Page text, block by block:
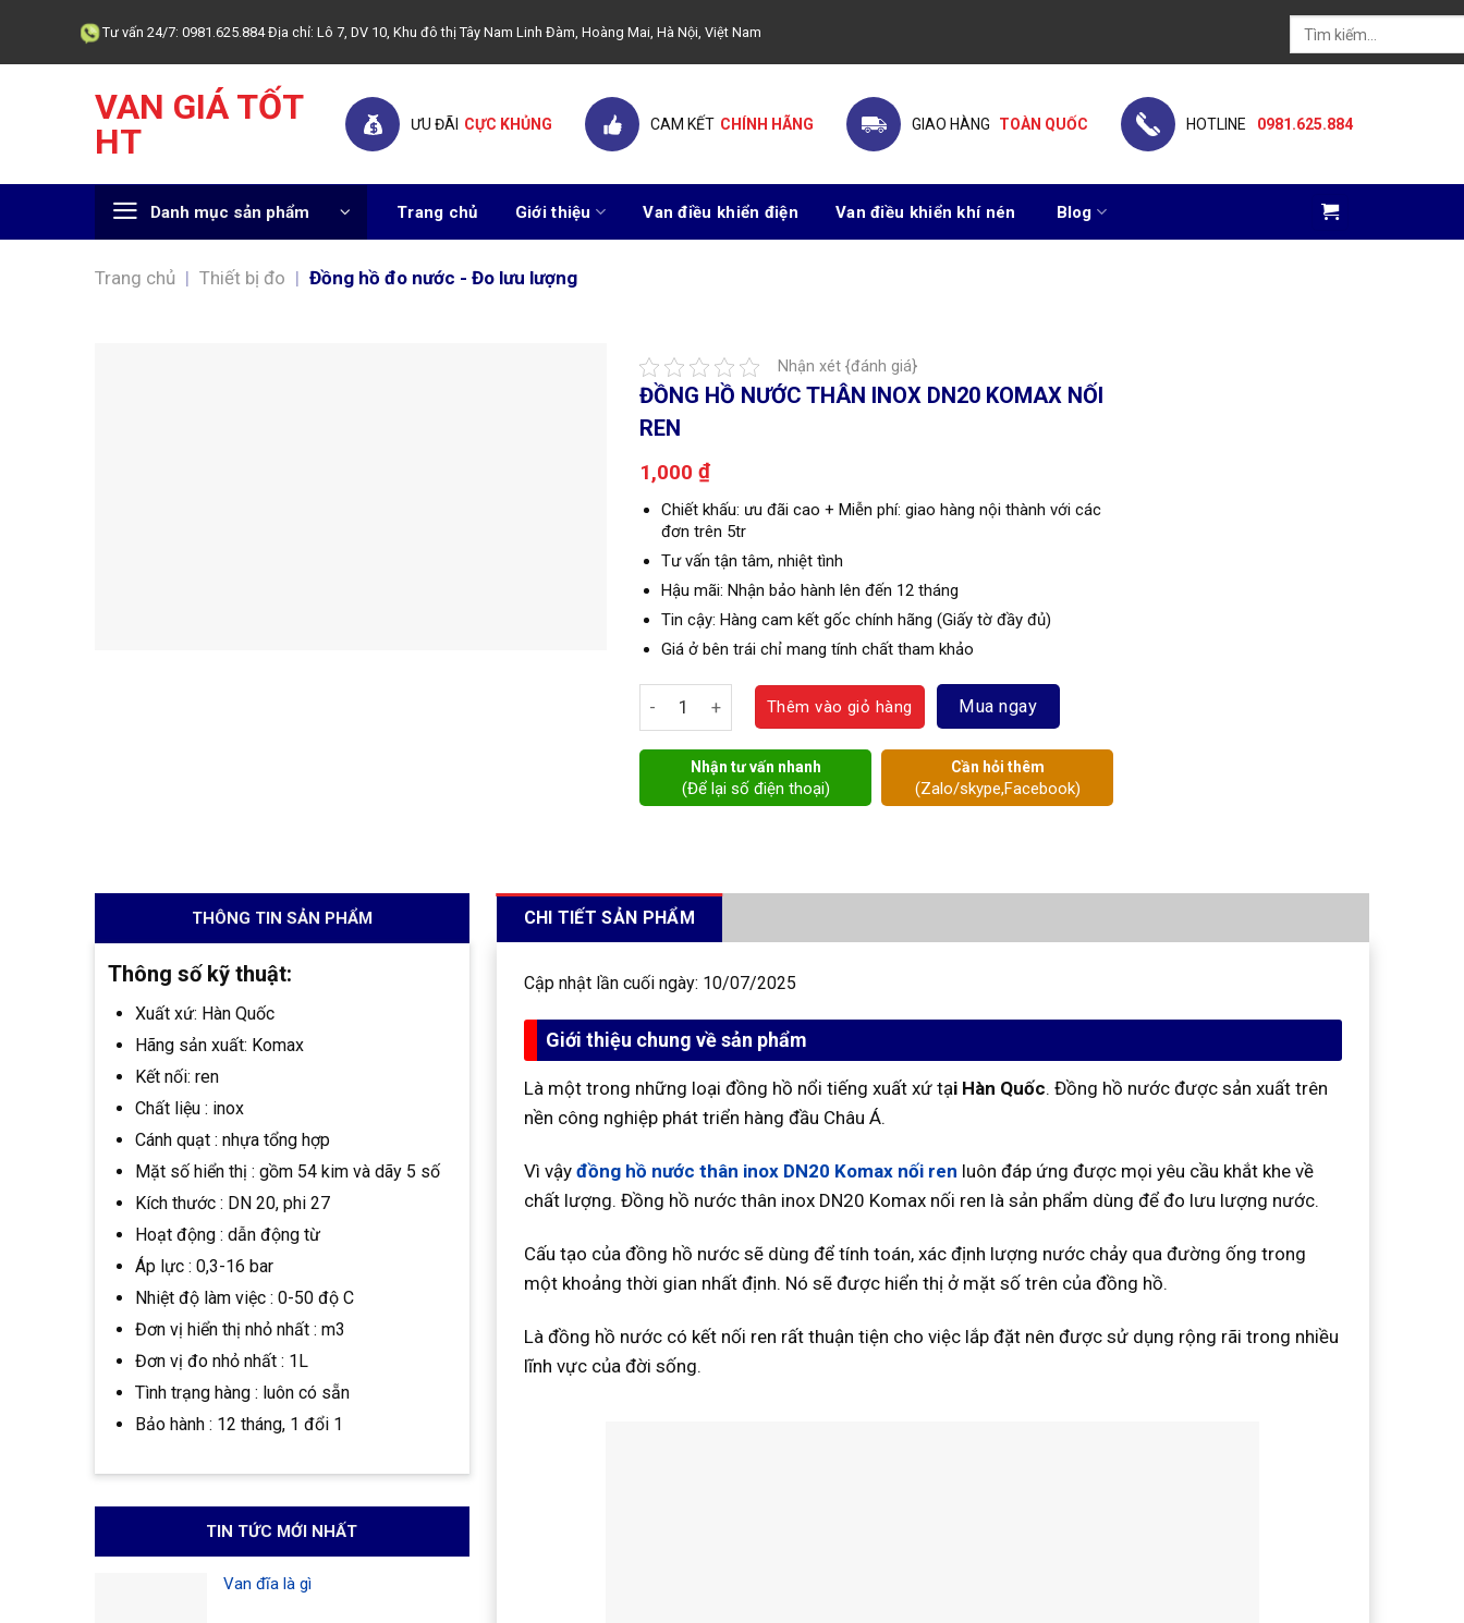
content
Tư vấn 24/7: 0981.625.884 Địa chỉ: Lô 7, DV 10, Khu đô thị Tây Nam Linh Đàm, Hoàng Mai, Hà Nội, Việt Nam
Tìm
kiếm:
VAN GIÁ TỐT
HT
ƯU ĐÃI CỰC KHỦNG CAM KẾT CHÍNH HÃNG GIAO HÀNG TOÀN QUỐC HOTLINE 0981.625.884
Danh mục sản phẩm Trang chủ Giới thiệu Van điều khiển điện Van điều khiển khí nén Blog
Trang chủ | Thiết bị đo | Đồng hồ đo nước - Đo lưu lượng
Nhận xét {đánh giá}
ĐỒNG HỒ NƯỚC THÂN INOX DN20 KOMAX NỐI
REN
1,000 ₫
Chiết khấu: ưu đãi cao + Miễn phí: giao hàng nội thành với các
đơn trên 5tr
Tư vấn tận tâm, nhiệt tình
Hậu mãi: Nhận bảo hành lên đến 12 tháng
Tin cậy: Hàng cam kết gốc chính hãng (Giấy tờ đầy đủ)
Giá ở bên trái chỉ mang tính chất tham khảo
Đồng hồ nước thân inox DN20 Komax nối ren số lượng
Thêm vào giỏ hàng Mua ngay
Nhận tư vấn nhanh
(Để lại số điện thoại)
Cần hỏi thêm
(Zalo/skype,Facebook)
THÔNG TIN SẢN PHẨM
Thông số kỹ thuật:
Xuất xứ: Hàn Quốc
Hãng sản xuất: Komax
Kết nối: ren
Chất liệu : inox
Cánh quạt : nhựa tổng hợp
Mặt số hiển thị : gồm 54 kim và dãy 5 số
Kích thước : DN 20, phi 27
Hoạt động : dẫn động từ
Áp lực : 0,3-16 bar
Nhiệt độ làm việc : 0-50 độ C
Đơn vị hiển thị nhỏ nhất : m3
Đơn vị đo nhỏ nhất : 1L
Tình trạng hàng : luôn có sẵn
Bảo hành : 12 tháng, 1 đổi 1
TIN TỨC MỚI NHẤT
Van đĩa là gì
CHI TIẾT SẢN PHẨM
Cập nhật lần cuối ngày: 10/07/2025
Giới thiệu chung về sản phẩm
Là một trong những loại đồng hồ nổi tiếng xuất xứ tại Hàn Quốc. Đồng hồ nước được sản xuất trên
nền công nghiệp phát triển hàng đầu Châu Á.
Vì vậy đồng hồ nước thân inox DN20 Komax nối ren luôn đáp ứng được mọi yêu cầu khắt khe về
chất lượng. Đồng hồ nước thân inox DN20 Komax nối ren là sản phẩm dùng để đo lưu lượng nước.
Cấu tạo của đồng hồ nước sẽ dùng để tính toán, xác định lượng nước chảy qua đường ống trong
một khoảng thời gian nhất định. Nó sẽ được hiển thị ở mặt số trên của đồng hồ.
Là đồng hồ nước có kết nối ren rất thuận tiện cho việc lắp đặt nên được sử dụng rộng rãi trong nhiều
lĩnh vực của đời sống.